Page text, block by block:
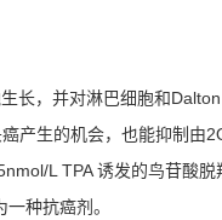
长，并对淋巴细胞和
产生的机会，也能抑制由
L TPA 诱发的鸟苷酸
种抗癌剂。